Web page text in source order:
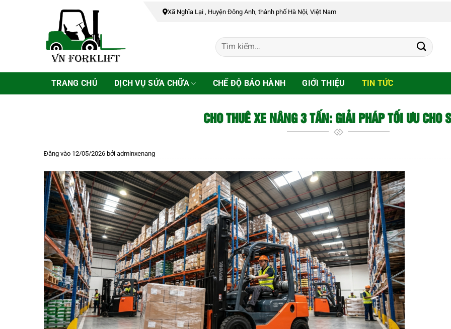
Xã Nghĩa Lại , Huyện Đông Anh, thành phố Hà Nội, Việt Nam
TRANG CHỦ DỊCH VỤ SỬA CHỮA CHẾ ĐỘ BẢO HÀNH GIỚI THIỆU TIN TỨC
CHO THUÊ XE NÂNG 3 TẤN: GIẢI PHÁP TỐI ƯU CHO
Đăng vào 12/05/2026 bởi adminxenang